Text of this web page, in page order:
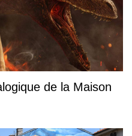
de la Maison